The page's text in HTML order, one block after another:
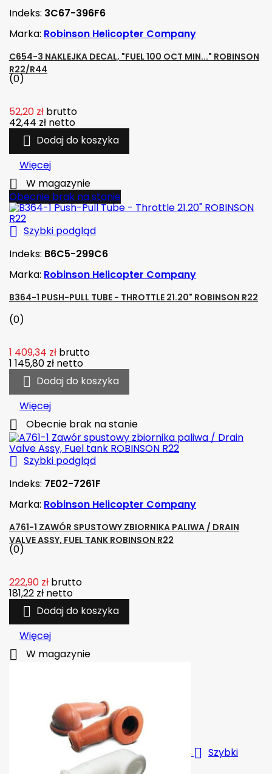
Indeks: 3C67-396F6
Marka: Robinson Helicopter Company
C654-3 NAKLEJKA DECAL, "FUEL 100 OCT MIN..." ROBINSON
R22/R44
(0)
52,20 zł brutto
42,44 zł netto
 Dodaj do koszyka
Więcej

W magazynie
Obecnie brak na stanie
 Szybki podgląd
Indeks: B6C5-299C6
Marka: Robinson Helicopter Company
B364-1 PUSH-PULL TUBE - THROTTLE 21.20" ROBINSON R22
(0)
1 409,34 zł brutto
1 145,80 zł netto
 Dodaj do koszyka
Więcej
 Obecnie brak na stanie
 Szybki podgląd
Indeks: 7E02-7261F
Marka: Robinson Helicopter Company
A761-1 ZAWÓR SPUSTOWY ZBIORNIKA PALIWA / DRAIN
VALVE ASSY, FUEL TANK ROBINSON R22
(0)
222,90 zł brutto
181,22 zł netto
 Dodaj do koszyka
Więcej
 W magazynie
 Szybki